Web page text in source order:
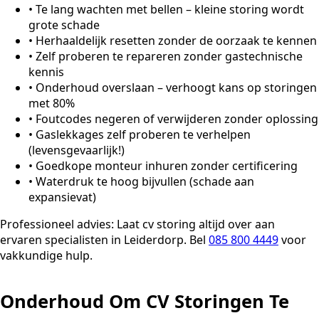
• Te lang wachten met bellen – kleine storing wordt
grote schade
• Herhaaldelijk resetten zonder de oorzaak te kennen
• Zelf proberen te repareren zonder gastechnische
kennis
• Onderhoud overslaan – verhoogt kans op storingen
met 80%
• Foutcodes negeren of verwijderen zonder oplossing
• Gaslekkages zelf proberen te verhelpen
(levensgevaarlijk!)
• Goedkope monteur inhuren zonder certificering
• Waterdruk te hoog bijvullen (schade aan
expansievat)
Professioneel advies: Laat cv storing altijd over aan
ervaren specialisten in Leiderdorp. Bel 085 800 4449voor
vakkundige hulp.
Onderhoud Om CV Storingen Te